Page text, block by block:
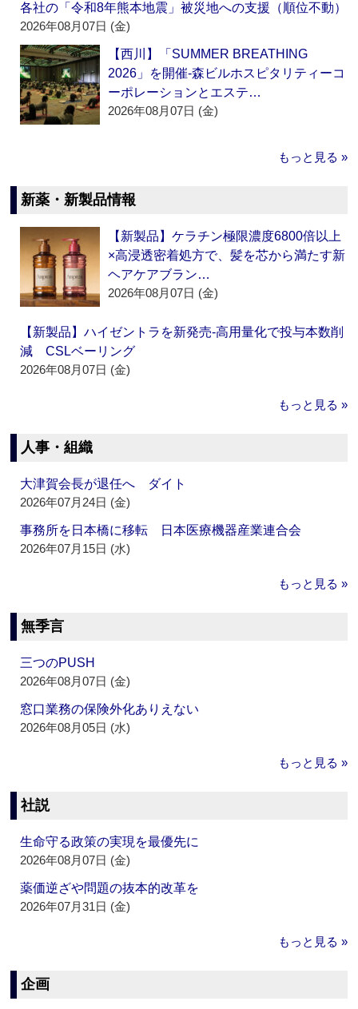
各社の「令和8年熊本地震」被災地への支援（順位不動）
2026年08月07日 (金)
【西川】「SUMMER BREATHING
2026」を開催‐森ビルホスピタリティーコ
ーポレーションとエステ…
2026年08月07日 (金)
もっと見る »
新薬・新製品情報
【新製品】ケラチン極限濃度6800倍以上
×高浸透密着処方で、髪を芯から満たす新
ヘアケアブラン…
2026年08月07日 (金)
【新製品】ハイゼントラを新発売‐高用量化で投与本数削
減 CSLベーリング
2026年08月07日 (金)
もっと見る »
人事・組織
大津賀会長が退任へ ダイト
2026年07月24日 (金)
事務所を日本橋に移転 日本医療機器産業連合会
2026年07月15日 (水)
もっと見る »
無季言
三つのPUSH
2026年08月07日 (金)
窓口業務の保険外化ありえない
2026年08月05日 (水)
もっと見る »
社説
生命守る政策の実現を最優先に
2026年08月07日 (金)
薬価逆ざや問題の抜本的改革を
2026年07月31日 (金)
もっと見る »
企画